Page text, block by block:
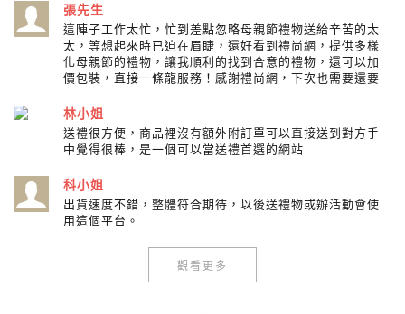
張先生
這陣子工作太忙，忙到差點忽略母親節禮物送給辛苦的太
太，等想起來時已迫在眉睫，還好看到禮尚網，提供多樣
化母親節的禮物，讓我順利的找到合意的禮物，還可以加
價包裝，直接一條龍服務！感謝禮尚網，下次也需要還要
林小姐
送禮很方便，商品裡沒有額外附訂單可以直接送到對方手
中覺得很棒，是一個可以當送禮首選的網站
科小姐
出貨速度不錯，整體符合期待，以後送禮物或辦活動會使
用這個平台。
觀看更多